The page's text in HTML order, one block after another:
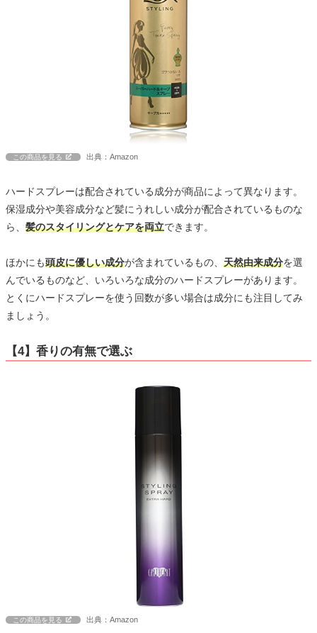
この商品を見る 出典：Amazon
ハードスプレーは配合されている成分が商品によって異なります。
保湿成分や美容成分など髪にうれしい成分が配合されているものな
ら、 髪のスタイリングとケアを両立できます。
ほかにも頭皮に優しい成分が含まれているもの、 天然由来成分を選
んでいるものなど、いろいろな成分のハードスプレーがあります。
とくにハードスプレーを使う回数が多い場合は成分にも注目してみ
ましょう。
【4】香りの有無で選ぶ
この商品を見る 出典：Amazon